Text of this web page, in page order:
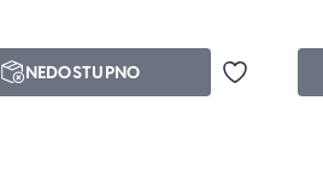
Dodaj u
NEDOSTUPNO